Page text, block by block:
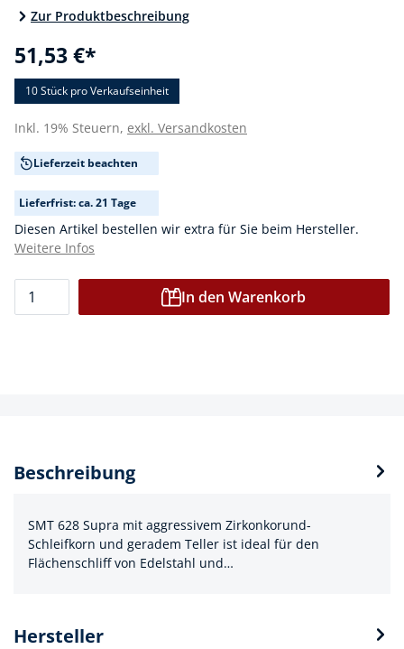
Zur Produktbeschreibung
51,53 €*
10 Stück pro Verkaufseinheit
Inkl. 19% Steuern, exkl. Versandkosten
Lieferzeit beachten
Lieferfrist: ca. 21 Tage
Diesen Artikel bestellen wir extra für Sie beim Hersteller.
Weitere Infos
In den Warenkorb
Beschreibung
SMT 628 Supra mit aggressivem Zirkonkorund-
Schleifkorn und geradem Teller ist ideal für den
Flächenschliff von Edelstahl und…
Hersteller